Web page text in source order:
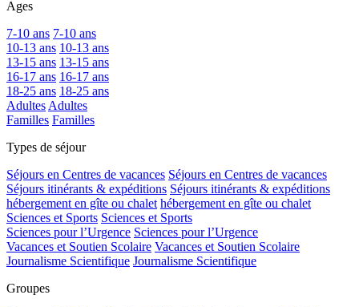
Ages
7-10 ans 7-10 ans
10-13 ans 10-13 ans
13-15 ans 13-15 ans
16-17 ans 16-17 ans
18-25 ans 18-25 ans
Adultes Adultes
Familles Familles
Types de séjour
Séjours en Centres de vacances Séjours en Centres de vacances
Séjours itinérants & expéditions Séjours itinérants & expéditions
hébergement en gîte ou chalet hébergement en gîte ou chalet
Sciences et Sports Sciences et Sports
Sciences pour l’Urgence Sciences pour l’Urgence
Vacances et Soutien Scolaire Vacances et Soutien Scolaire
Journalisme Scientifique Journalisme Scientifique
Groupes